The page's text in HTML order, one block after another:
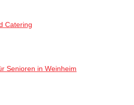
Catering
Senioren in Weinheim